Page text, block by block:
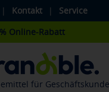
| Kontakt | Service
Online-Rabatt
für